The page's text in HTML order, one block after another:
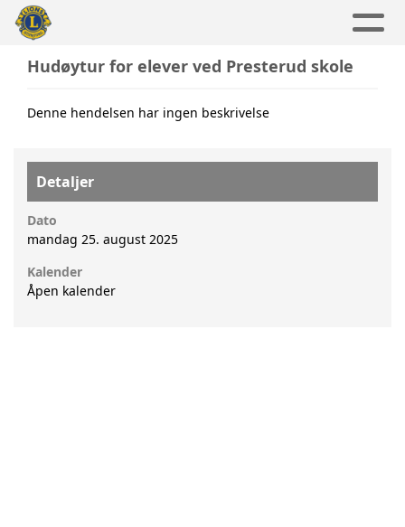
Hudøytur for elever ved Presterud skole
Denne hendelsen har ingen beskrivelse
Detaljer
Dato
mandag 25. august 2025
Kalender
Åpen kalender